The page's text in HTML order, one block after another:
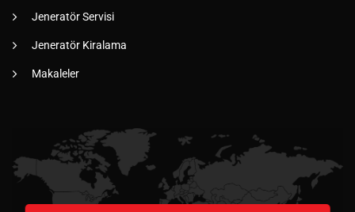
Jeneratör Servisi
Jeneratör Kiralama
Makaleler